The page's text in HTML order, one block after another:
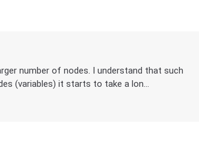
number of nodes. I understand that such
(variables) it starts to take a lon...